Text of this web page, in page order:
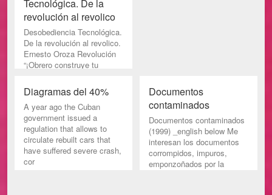
Tecnológica. De la
revolución al revolico
Desobediencia Tecnológica.
De la revolución al revolico.
Ernesto Oroza Revolución
“¡Obrero construye tu
Diagramas del 40%
A year ago the Cuban
government issued a
regulation that allows to
circulate rebuilt cars that
have suffered severe crash,
cor
Documentos
contaminados
Documentos contaminados
(1999) _english below Me
interesan los documentos
corrompidos, impuros,
emponzoñados por la